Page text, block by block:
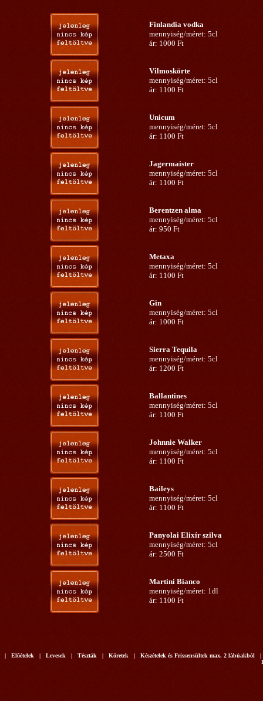
Finlandia vodka
mennyiség/méret: 5cl
ár: 1000 Ft
Vilmoskörte
mennyiség/méret: 5cl
ár: 1100 Ft
Unicum
mennyiség/méret: 5cl
ár: 1100 Ft
Jagermaister
mennyiség/méret: 5cl
ár: 1100 Ft
Berentzen alma
mennyiség/méret: 5cl
ár: 950 Ft
Metaxa
mennyiség/méret: 5cl
ár: 1100 Ft
Gin
mennyiség/méret: 5cl
ár: 1000 Ft
Sierra Tequila
mennyiség/méret: 5cl
ár: 1200 Ft
Ballantines
mennyiség/méret: 5cl
ár: 1100 Ft
Johnnie Walker
mennyiség/méret: 5cl
ár: 1100 Ft
Baileys
mennyiség/méret: 5cl
ár: 1100 Ft
Panyolai Elixír szilva
mennyiség/méret: 5cl
ár: 2500 Ft
Martini Bianco
mennyiség/méret: 1dl
ár: 1100 Ft
| Elõételek | Levesek | Tészták | Köretek | Készételek és Frissensültek max. 2